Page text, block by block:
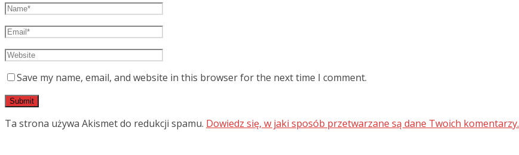
Save my name, email, and website in this browser for the next time I comment.
Ta strona używa Akismet do redukcji spamu. Dowiedz się, w jaki sposób przetwarzane są dane Twoich komentarzy.